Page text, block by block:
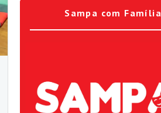
Sampa com Família